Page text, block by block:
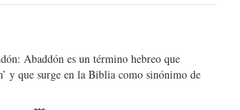
Abaddón es un término hebreo que
y que surge en la Biblia como sinónimo de